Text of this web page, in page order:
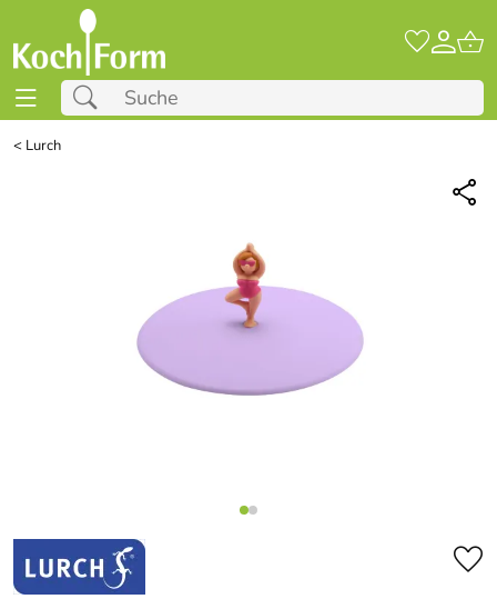
< Lurch